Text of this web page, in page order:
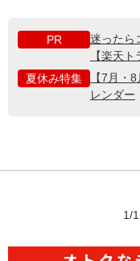
PR
迷ったら
【楽天ト
夏休み特集
【7月・
レンダー
1/1